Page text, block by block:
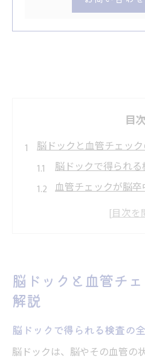
目次
脳ドックと血管チェッ
脳ドックで得られ
血管チェックが脳
脳ドックと血管検
無症状でも見逃せ
自覚症状のないリス
脳ドック受診で得
脳ドックと血管チ
解説
脳ドックで得られる検査の
脳ドックは、脳やその血管の